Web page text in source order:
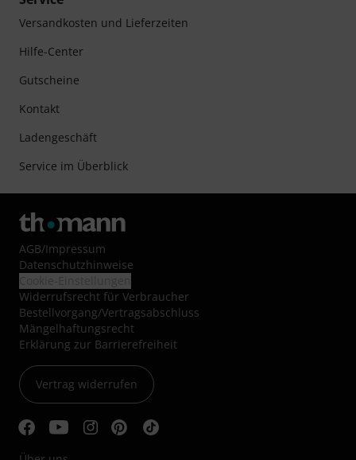
Versandkosten und Lieferzeiten
Hilfe-Center
Gutscheine
Kontakt
Ladengeschäft
Service im Überblick
AGB/Impressum
Datenschutzhinweise
Widerrufsrecht für Verbraucher
Bestellvorgang/Vertragsabschluss
Mängelhaftungsrecht
Erklärung zur Barrierefreiheit
Vertrag widerrufen